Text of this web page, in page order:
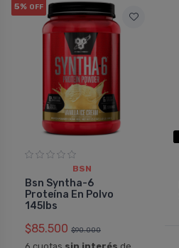
5% OFF
BSN
Bsn Syntha-6
Proteína En Polvo
145lbs
$85.500 $90.000